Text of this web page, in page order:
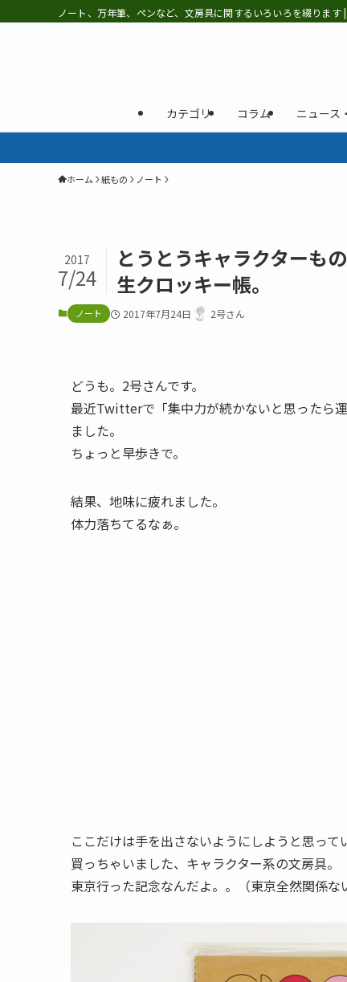
ノート、万年筆、ペンなど、文房具に関するいろいろを綴ります
カテゴリ コラム ニュース
ホーム 紙もの ノート
とうとうキャラクターも
生クロッキー帳。
2017
7/24
ノート 2017年7月24日 2号さん
どうも。2号さんです。
最近Twitterで「集中力が続かないと思ったら
ました。
ちょっと早歩きで。
結果、地味に疲れました。
体力落ちてるなぁ。
ここだけは手を出さないようにしようと思って
買っちゃいました、キャラクター系の文房具。
東京行った記念なんだよ。。（東京全然関係な